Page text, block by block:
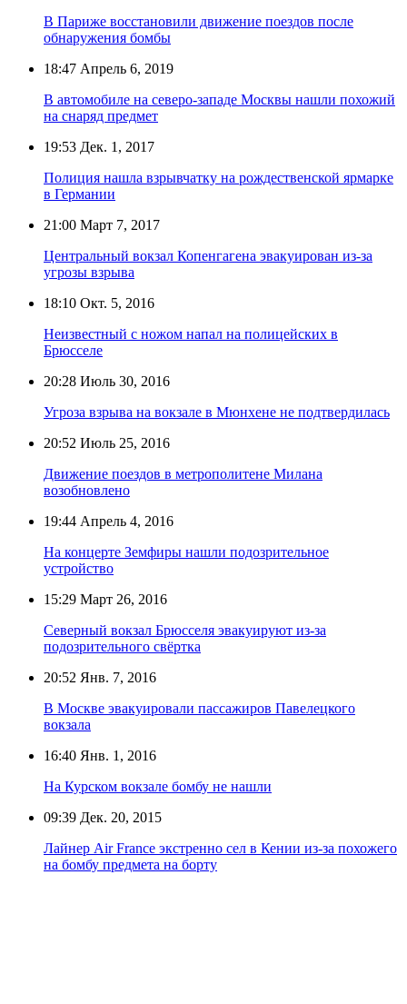
В Париже восстановили движение поездов после
обнаружения бомбы
18:47 Апрель 6, 2019
В автомобиле на северо-западе Москвы нашли похожий
на снаряд предмет
19:53 Дек. 1, 2017
Полиция нашла взрывчатку на рождественской ярмарке
в Германии
21:00 Март 7, 2017
Центральный вокзал Копенгагена эвакуирован из-за
угрозы взрыва
18:10 Окт. 5, 2016
Неизвестный с ножом напал на полицейских в
Брюсселе
20:28 Июль 30, 2016
Угроза взрыва на вокзале в Мюнхене не подтвердилась
20:52 Июль 25, 2016
Движение поездов в метрополитене Милана
возобновлено
19:44 Апрель 4, 2016
На концерте Земфиры нашли подозрительное
устройство
15:29 Март 26, 2016
Северный вокзал Брюсселя эвакуируют из-за
подозрительного свёртка
20:52 Янв. 7, 2016
В Москве эвакуировали пассажиров Павелецкого
вокзала
16:40 Янв. 1, 2016
На Курском вокзале бомбу не нашли
09:39 Дек. 20, 2015
Лайнер Air France экстренно сел в Кении из-за похожего
на бомбу предмета на борту